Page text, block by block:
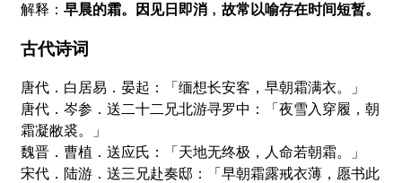
解释： 早晨的霜。因见日即消﹐故常以喻存在时间短暂。
古代诗词
唐代．白居易．晏起：「缅想长安客，早朝霜满衣。」
唐代．岑参．送二十二兄北游寻罗中：「夜雪入穿履，朝
霜凝敝裘。」
魏晋．曹植．送应氏：「天地无终极，人命若朝霜。」
宋代．陆游．送三兄赴奏邸：「早朝霜露戒衣薄，愿书此